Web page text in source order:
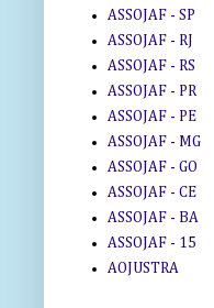
ASSOJAF - SP
ASSOJAF - RJ
ASSOJAF - RS
ASSOJAF - PR
ASSOJAF - PE
ASSOJAF - MG
ASSOJAF - GO
ASSOJAF - CE
ASSOJAF - BA
ASSOJAF - 15
AOJUSTRA